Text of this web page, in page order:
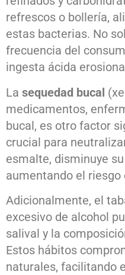
refrescos o bollería,
estas bacterias. No
frecuencia del
ingesta ácida
La sequedad bucal
medicamentos,
bucal, es otro factor
crucial para
esmalte, disminuye
aumentando el riesgo
Adicionalmente, el
excesivo de alcohol
salival y la
Estos hábitos
naturales, facilitando